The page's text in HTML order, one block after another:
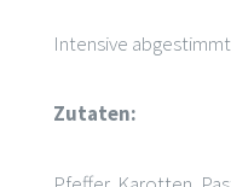
Intensive
Zutaten: